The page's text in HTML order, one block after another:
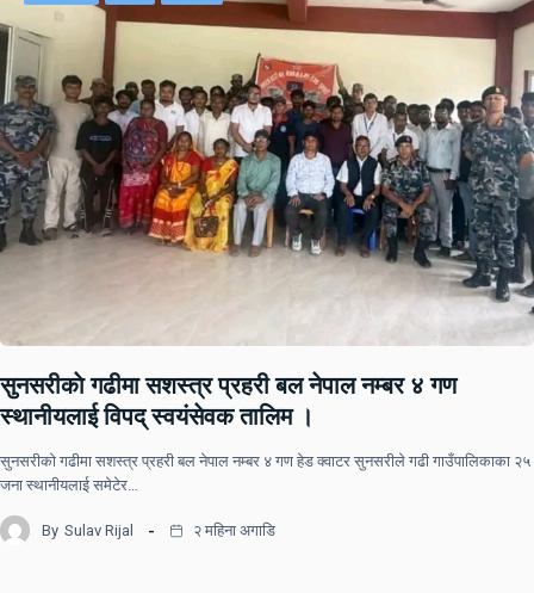
सुनसरीकाे गढीमा सशस्त्र प्रहरी बल नेपाल नम्बर ४ गण
स्थानीयलाई विपद् स्वयंसेवक तालिम ।
सुनसरीकाे गढीमा सशस्त्र प्रहरी बल नेपाल नम्बर ४ गण हेड क्वाटर सुनसरीले गढी गाउँपालिकाका २५
जना स्थानीयलाई समेटेर…
By Sulav Rijal २ महिना अगाडि